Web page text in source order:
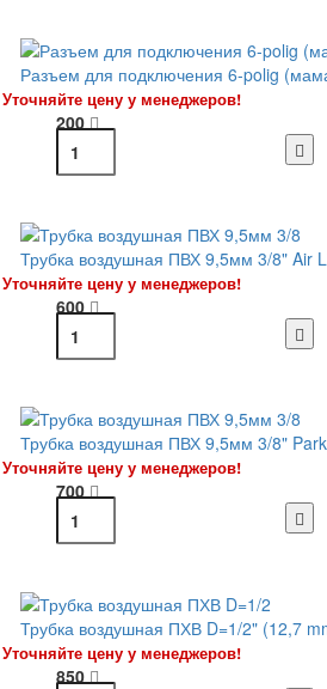
Разъем для подключения 6-polig
Уточняйте цену у менеджеров!
200
Трубка воздушная ПВХ 9,5мм 3/8" Air
Уточняйте цену у менеджеров!
600
Трубка воздушная ПВХ 9,5мм 3/8"
Уточняйте цену у менеджеров!
700
Трубка воздушная ПХВ D=1/2" (12,7
Уточняйте цену у менеджеров!
850